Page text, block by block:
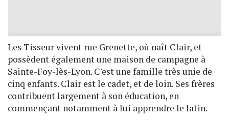
Les Tisseur vivent rue Grenette, où naît Clair, et
possèdent également une maison de campagne à
Sainte-Foy-lès-Lyon. C'est une famille très unie de
cinq enfants. Clair est le cadet, et de loin. Ses frères
contribuent largement à son éducation, en
commençant notamment à lui apprendre le latin.